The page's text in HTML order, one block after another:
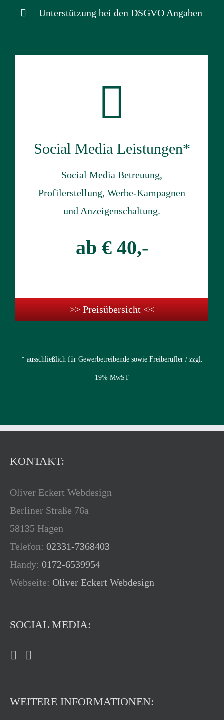
Unterstützung bei den DSGVO Angaben
Social Media Leistungen*
Social Media Betreuung,
Profilerstellung, Werbe-Kampagnen
und Anzeigenschaltung.
ab € 40,-
>> Preisübersicht <<
* ausschließlich für Gewerbetreibende sowie Freiberufler / zzgl.
19% MwST
KONTAKT:
Oliver Eckert Webdesign
Berliner Straße 76a
58135 Hagen
Telefon: 02331-7368403
Handy: 0172-6539954
Webseite: Oliver Eckert Webdesign
SOCIAL MEDIA:
WEITERE INFORMATIONEN: